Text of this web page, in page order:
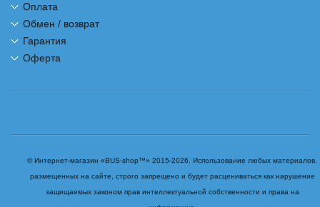
Оплата
Обмен / возврат
Гарантия
Оферта
© Интернет-магазин «BUS-shop™» 2015-2026. Использование любых материалов,
размещенных на сайте, строго запрещено и будет расцениваться как нарушение
защищаемых законом прав интеллектуальной собственности и права на